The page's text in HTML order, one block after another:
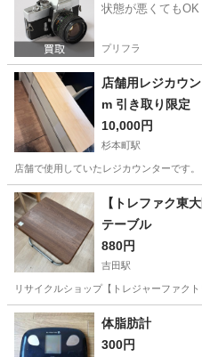
状態が悪くても
プリフラ
店舗用レジカウ
m 引き取り限定
10,000円
杉本町駅
店舗で使用していたレジカウンターです
大阪 大阪市 杉本町駅 テー
【トレファク東
テーブル
880円
吉田駅
リサイクルショップ【トレジャーファ
大阪 東大阪市 吉田駅
体脂肪計
300円